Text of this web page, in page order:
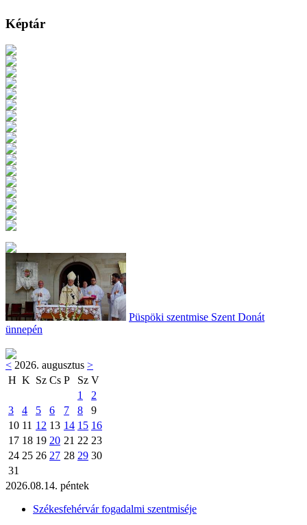
Képtár
Püspöki szentmise Szent Donát
ünnepén
< 2026. augusztus >
H K Sz Cs P Sz V
1
2
3
4 5 6 7 8
9
10 11 12 13 14 15 16
17 18 19 20 21 22 23
24 25 26 27 28 29 30
31
2026.08.14. péntek
Székesfehérvár fogadalmi szentmiséje